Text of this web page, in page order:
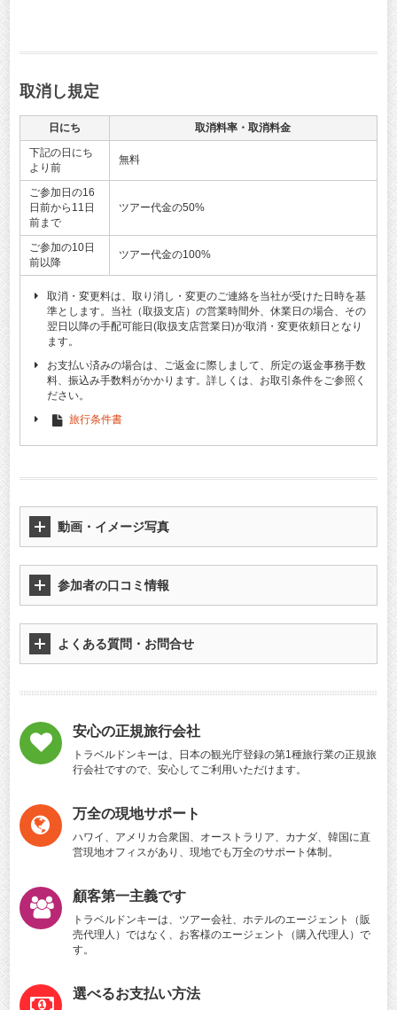
取消し規定
日にち
取消料率・取消料金
下記の日にち
より前
無料
ご参加日の16
日前から11日
前まで
ツアー代金の50%
ご参加の10日
前以降
ツアー代金の100%
取消・変更料は、取り消し・変更のご連絡を当社が受けた日時を基
準とします。当社（取扱支店）の営業時間外、休業日の場合、その
翌日以降の手配可能日(取扱支店営業日)が取消・変更依頼日となり
ます。
お支払い済みの場合は、ご返金に際しまして、所定の返金事務手数
料、振込み手数料がかかります。詳しくは、お取引条件をご参照く
ださい。
旅行条件書
動画・イメージ写真
参加者の口コミ情報
よくある質問・お問合せ
安心の正規旅行会社
トラベルドンキーは、日本の観光庁登録の第1種旅行業の正規旅
行会社ですので、安心してご利用いただけます。
万全の現地サポート
ハワイ、アメリカ合衆国、オーストラリア、カナダ、韓国に直
営現地オフィスがあり、現地でも万全のサポート体制。
顧客第一主義です
トラベルドンキーは、ツアー会社、ホテルのエージェント（販
売代理人）ではなく、お客様のエージェント（購入代理人）で
す。
選べるお支払い方法